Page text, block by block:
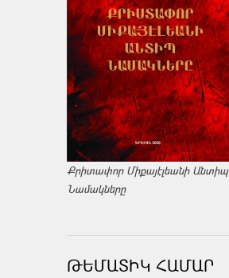
Քրիտափոր Միքայէլեանի Անտիպ
Նամակները
ԹԵՄԱՏԻԿ ՀԱՄԱՐ